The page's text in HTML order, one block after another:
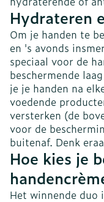
Hydrateren
Om je handen te
en 's avonds
speciaal voor de
beschermende
je je handen na
voedende
versterken (de
voor de
buitenaf. Denk
Hoe kies je
Het winnende duo